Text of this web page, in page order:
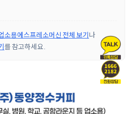
소용에스프레소머신 전체 보기나
를 참고하세요.